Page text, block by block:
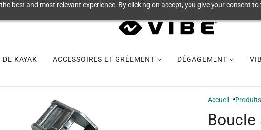
best and most relevant experience. By clicking on accept, you give your consent
DE KAYAK ACCESSOIRES ET GRÉEMENT DÉGAGEMENT
Accueil Produits
Boucle